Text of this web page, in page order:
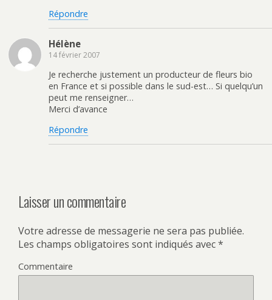
Répondre
Hélène
14 février 2007
Je recherche justement un producteur de fleurs bio
en France et si possible dans le sud-est… Si quelqu’un
peut me renseigner…
Merci d’avance
Répondre
Laisser un commentaire
Votre adresse de messagerie ne sera pas publiée.
Les champs obligatoires sont indiqués avec*
Commentaire